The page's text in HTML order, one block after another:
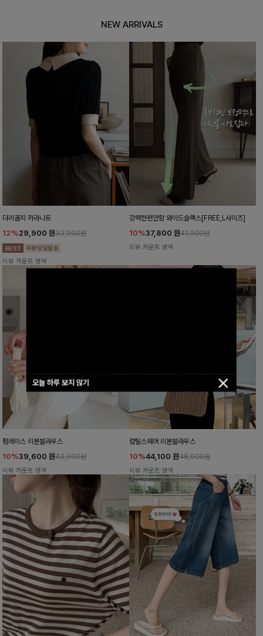
오늘 하루 보지 않기
NEW ARRIVALS
더리골지 카라니트
12%29,900 원33,900원
리뷰 카운트 영역
강력한편안함 와이드슬랙스[FREE,L사이즈]
10%37,800 원41,900원
리뷰 카운트 영역
펌레이스 리본블라우스
10%39,600 원43,900원
리뷰 카운트 영역
럽틸스퀘어 리본블라우스
10%44,100 원48,900원
리뷰 카운트 영역